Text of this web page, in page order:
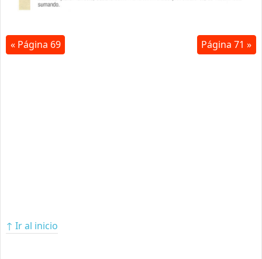
« Página 69 Página 71 »
↑ Ir al inicio